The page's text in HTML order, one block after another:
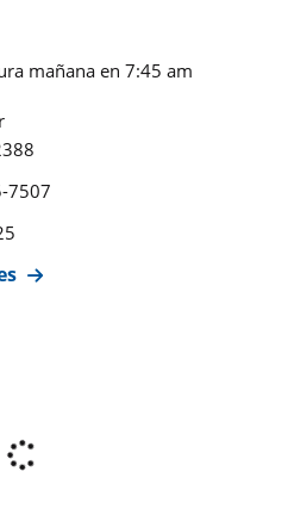
mañana en 7:45 am
7507